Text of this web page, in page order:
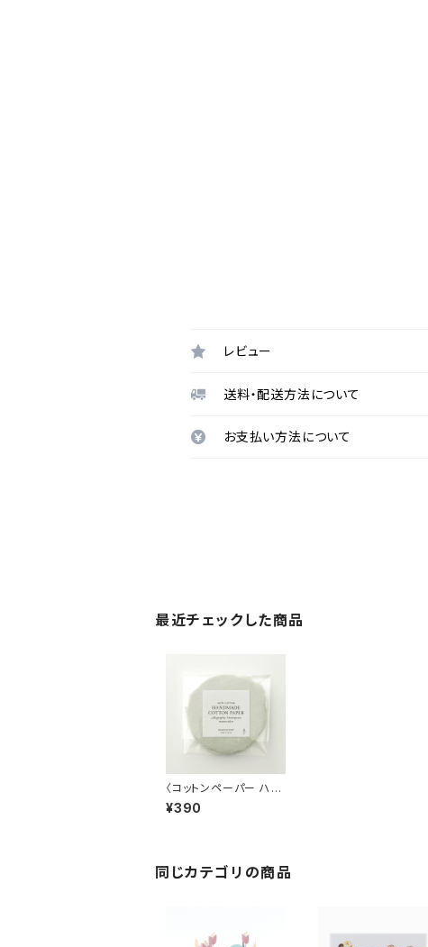
レビュー
送料・配送方法について
お支払い方法について
最近チェックした商品
〈コットンペーパー ハン
ドメイド 日本製〉ラウン
ドカード セージグリー
¥390
同じカテゴリの商品